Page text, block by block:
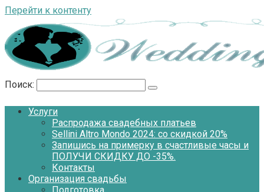
Перейти к контенту
Поиск:
Услуги
Распродажа свадебных платьев
Sellini Altro Mondo 2024: со скидкой 20%
Запишись на примерку в счастливые часы и
ПОЛУЧИ СКИДКУ ДО -35%.
Контакты
Организация свадьбы